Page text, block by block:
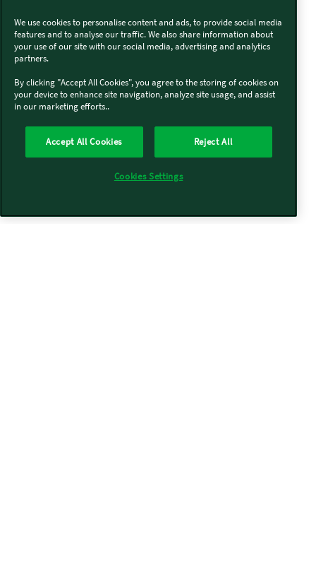
We use cookies to personalise content and ads, to provide social media
features and to analyse our traffic. We also share information about
your use of our site with our social media, advertising and analytics
partners.
By clicking "Accept All Cookies", you agree to the storing of cookies on
your device to enhance site navigation, analyze site usage, and assist
in our marketing efforts..
Accept All Cookies Reject All
Cookies Settings